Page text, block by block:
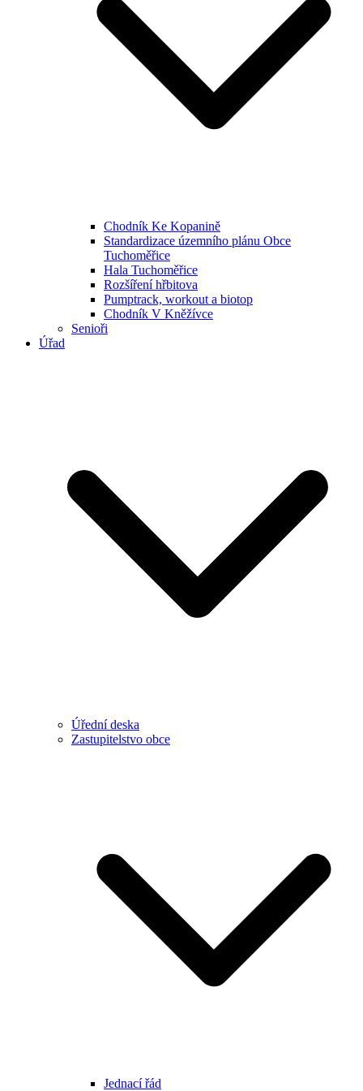
Chodník Ke Kopanině
Standardizace územního plánu Obce
Tuchoměřice
Hala Tuchoměřice
Rozšíření hřbitova
Pumptrack, workout a biotop
Chodník V Kněžívce
Senioři
Úřad
Úřední deska
Zastupitelstvo obce
Jednací řád